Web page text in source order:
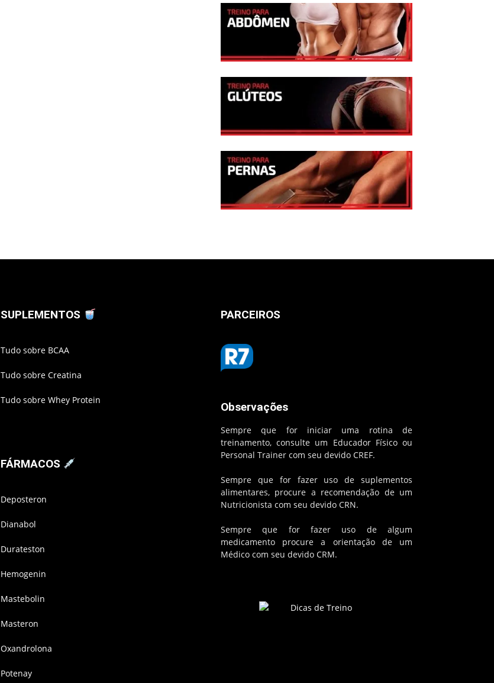
SUPLEMENTOS
Tudo sobre BCAA
Tudo sobre Creatina
Tudo sobre Whey Protein
FÁRMACOS
Deposteron
Dianabol
Durateston
Hemogenin
Mastebolin
Masteron
Oxandrolona
Potenay
PARCEIROS
Observações
Sempre que for iniciar uma rotina de
treinamento, consulte um Educador Físico ou
Personal Trainer com seu devido CREF.
Sempre que for fazer uso de suplementos
alimentares, procure a recomendação de um
Nutricionista com seu devido CRN.
Sempre que for fazer uso de algum
medicamento procure a orientação de um
Médico com seu devido CRM.